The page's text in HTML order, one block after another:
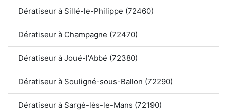
Dératiseur à Sillé-le-Philippe (72460)
Dératiseur à Champagne (72470)
Dératiseur à Joué-l'Abbé (72380)
Dératiseur à Souligné-sous-Ballon (72290)
Dératiseur à Sargé-lès-le-Mans (72190)